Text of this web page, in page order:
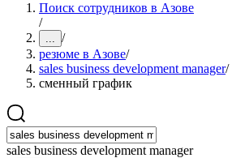
Поиск сотрудников в Азове
/
... /
резюме в Азове/
sales business development manager/
сменный график
sales business development manager